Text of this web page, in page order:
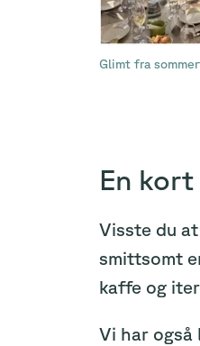
Glimt fra
En
Visste du
smittsomt
kaffe og
Vi har